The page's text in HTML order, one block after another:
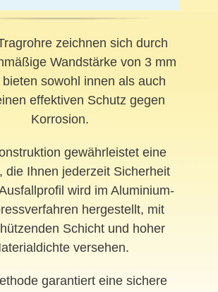
zeichnen sich durch
Wandstärke von 3 mm
sowohl innen als auch
effektiven Schutz gegen
Korrosion.
gewährleistet eine
die Ihnen jederzeit Sicherheit
wird im Aluminium-
hergestellt, mit
Schicht und hoher
versehen.
garantiert eine sichere